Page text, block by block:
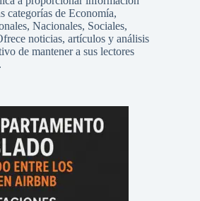
categorías de Economía,
Nacionales, Sociales,
noticias, artículos y análisis
de mantener a sus lectores